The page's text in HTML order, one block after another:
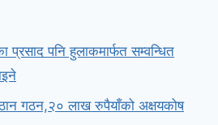
प्रसाद पनि हुलाकमार्फत सम्वन्धित
गठन,२० लाख रुपैयाँको अक्षयकोष